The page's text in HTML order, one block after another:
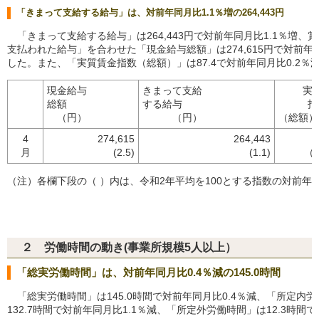
「きまって支給する給与」は、対前年同月比1.1％増の264,443円
「きまって支給する給与」は264,443円で対前年同月比1.1％増、
支払われた給与」を合わせた「現金給与総額」は274,615円で対前年
した。また、「実質賃金指数（総額）」は87.4で対前年同月比0.2％
現金給与
総額
（円）
きまって支給
する給与
（円）
実
（総額）
4
月
274,615
(2.5)
264,443
(1.1)
（注）各欄下段の（ ）内は、令和2年平均を100とする指数の対前年
２ 労働時間の動き(事業所規模5人以上）
「総実労働時間」は、対前年同月比0.4％減の145.0時間
「総実労働時間」は145.0時間で対前年同月比0.4％減、「所定内
132.7時間で対前年同月比1.1％減、「所定外労働時間」は12.3時間